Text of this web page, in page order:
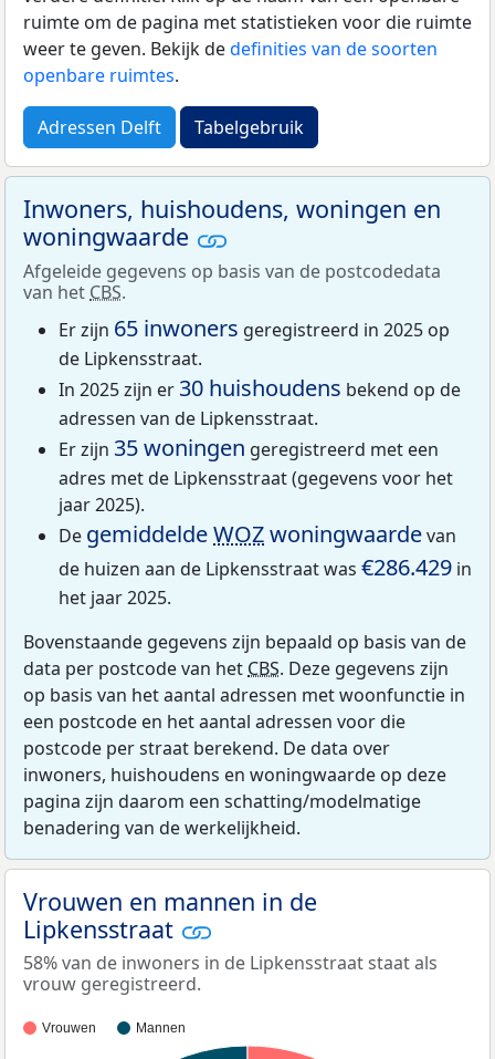
ruimte om de pagina met statistieken voor die ruimte
weer te geven. Bekijk dedefinities van de soorten
openbare ruimtes.
Adressen Delft Tabelgebruik
Inwoners, huishoudens, woningen en
woningwaarde
Afgeleide gegevens op basis van de postcodedata
van het CBS.
Er zijn 65 inwoners geregistreerd in 2025 op
de Lipkensstraat.
In 2025 zijn er 30 huishoudens bekend op de
adressen van de Lipkensstraat.
Er zijn 35 woningen geregistreerd met een
adres met de Lipkensstraat (gegevens voor het
jaar 2025).
De gemiddeldeWOZwoningwaardevan
de huizen aan de Lipkensstraat was €286.429 in
het jaar 2025.
Bovenstaande gegevens zijn bepaald op basis van de
data per postcode van het CBS. Deze gegevens zijn
op basis van het aantal adressen met woonfunctie in
een postcode en het aantal adressen voor die
postcode per straat berekend. De data over
inwoners, huishoudens en woningwaarde op deze
pagina zijn daarom een schatting/modelmatige
benadering van de werkelijkheid.
Vrouwen en mannen in de
Lipkensstraat
58% van de inwoners in de Lipkensstraat staat als
vrouw geregistreerd.
Vrouwen Mannen